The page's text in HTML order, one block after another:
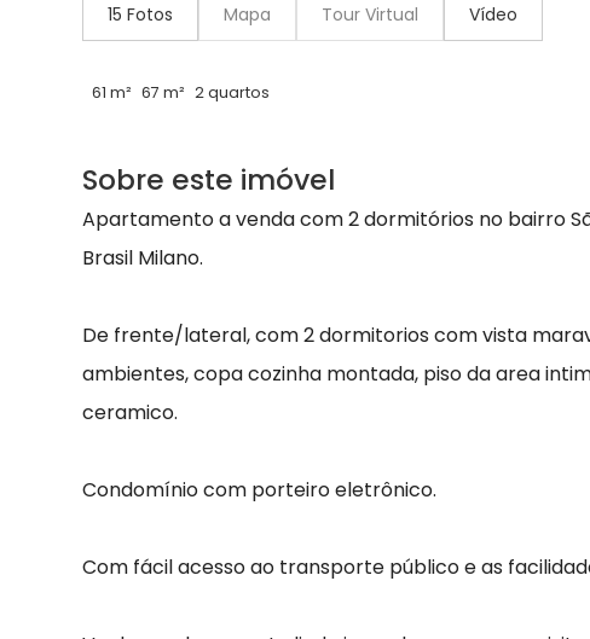
15 Fotos Mapa Tour Virtual Vídeo
61 m² 67 m² 2 quartos
Sobre este imóvel
Apartamento a venda com 2 dormitórios no bairro
Brasil Milano.
De frente/lateral, com 2 dormitorios com vista
ambientes, copa cozinha montada, piso da area
ceramico.
Condomínio com porteiro eletrônico.
Com fácil acesso ao transporte público e as